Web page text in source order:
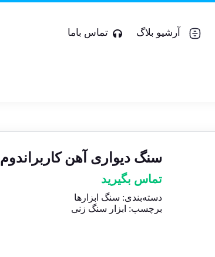
آرشیو بلاگ تماس باما
سنگ دیواری آهن کاربراندوم
تماس بگیرید
دسته‌بندی: سنگ ابزارها
برچسب: ابزار سنگ زنی